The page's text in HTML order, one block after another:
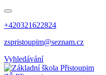
+420321622824
zspristoupim@seznam.cz
Vyhledávání